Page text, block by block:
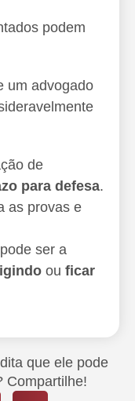
que ele pode
Compartilhe!
podem
um advogado
de
para defesa.
as provas e
ser a
ou ficar